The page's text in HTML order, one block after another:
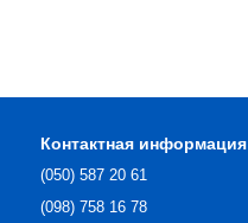
Контактная информация
(050) 587 20 61
(098) 758 16 78